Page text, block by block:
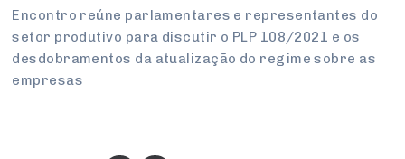
PROJETOS ESPECIAIS:
UM BRASIL
Brasil
Internacional
Modernização do Estado
Trabalho
Empresas
Arbitragem e Mediação
Negócios
Varejo
Serviços
Sustentabilidade
INSTITUCIONAL
Sobre
Negociações Coletivas
CONSELHOS
Encontro reúne parlamentares e representantes do
setor produtivo para discutir o PLP 108/2021 e os
desdobramentos da atualização do regime sobre as
empresas